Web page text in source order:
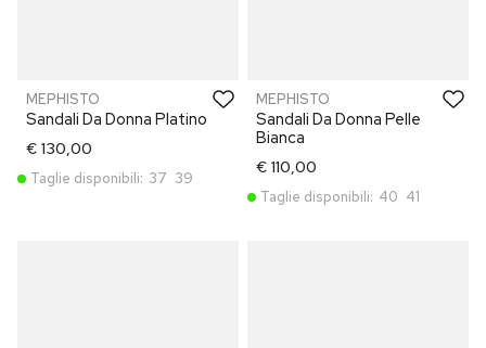
MEPHISTO
Sandali Da Donna Platino
€ 130,00
Taglie disponibili: 37 39
MEPHISTO
Sandali Da Donna Pelle
Bianca
€ 110,00
Taglie disponibili: 40 41